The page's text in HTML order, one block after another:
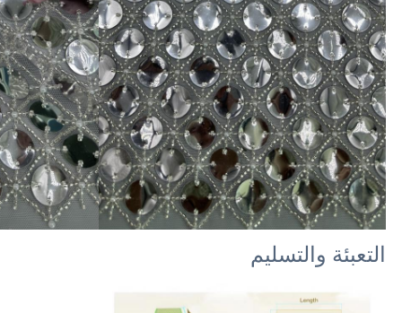
التعبئة والتسليم